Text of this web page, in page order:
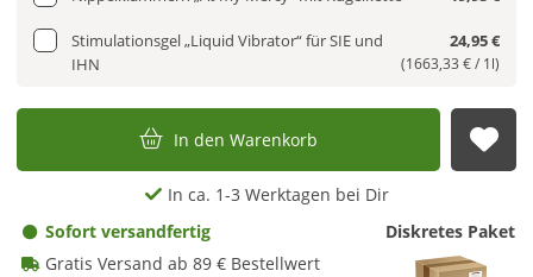
Stimulationsgel „Liquid Vibrator“ für SIE und
IHN
24,95 €
(1663,33 € / 1l)
In den Warenkorb
In ca. 1-3 Werktagen bei Dir
Sofort versandfertig
Gratis Versand ab 89 € Bestellwert
Diskretes Paket